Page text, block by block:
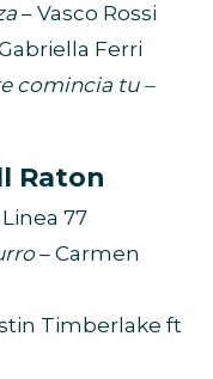
– Vasco Rossi
Ferri
comincia tu –
Raton
Linea 77
– Carmen
Timberlake ft